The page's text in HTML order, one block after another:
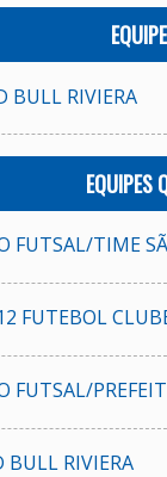
BULL RIVIERA
EQUIPES
FUTSAL/TIME
FUTEBOL
FUTSAL/
BULL RIVIERA